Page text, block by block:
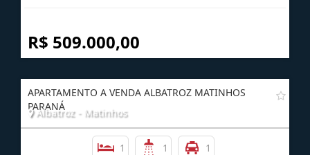
R$ 509.000,00
APARTAMENTO A VENDA ALBATROZ MATINHOS
PARANÁ
Albatroz - Matinhos
1 1 1